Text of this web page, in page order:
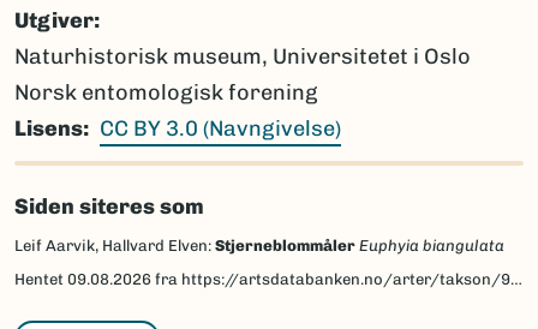
Utgiver
Naturhistorisk museum, Universitetet i Oslo
Norsk entomologisk forening
Lisens
CC BY 3.0 (Navngivelse)
Siden siteres som
Leif Aarvik, Hallvard Elven: Stjerneblommåler Euphyia biangulata
Hentet 09.08.2026 fra https://artsdatabanken.no/arter/takson/95216/beskrivelse